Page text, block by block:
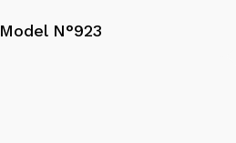
Model N°923